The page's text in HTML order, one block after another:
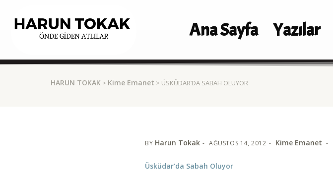
Ana Sayfa Yazılar
HARUN TOKAK > Kime Emanet > ÜSKÜDAR’DA SABAH OLUYOR
BY Harun Tokak AĞUSTOS 14, 2012 Kime Emanet
Üsküdar’da Sabah Oluyor